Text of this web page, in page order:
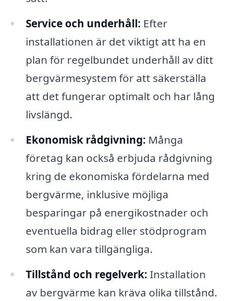
Service och underhåll: Efter
installationen är det viktigt att ha en
plan för regelbundet underhåll av ditt
bergvärmesystem för att säkerställa
att det fungerar optimalt och har lång
livslängd.
Ekonomisk rådgivning: Många
företag kan också erbjuda rådgivning
kring de ekonomiska fördelarna med
bergvärme, inklusive möjliga
besparingar på energikostnader och
eventuella bidrag eller stödprogram
som kan vara tillgängliga.
Tillstånd och regelverk: Installation
av bergvärme kan kräva olika tillstånd.